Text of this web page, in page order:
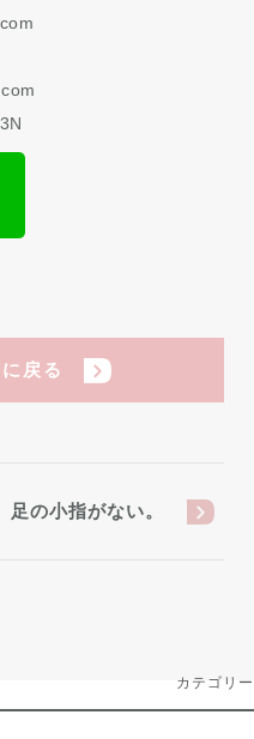
戻る
足の小指がない。
カテゴリー